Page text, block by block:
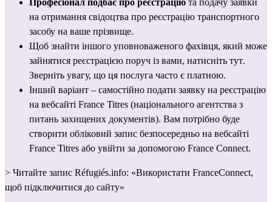
на отримання свідоцтва про реєстрацію транспортного
засобу на ваше прізвище.
Щоб знайти іншого уповноваженого фахівця, який може
зайнятися реєстрацією поруч із вами, натисніть тут.
Зверніть увагу, що ця послуга часто є платною.
Інший варіант – самостійно подати заявку на реєстрацію
на вебсайті France Titres (національного агентства з
питань захищених документів). Вам потрібно буде
створити обліковий запис безпосередньо на вебсайті
France Titres або увійти за допомогою France Connect.
> Читайте запис Réfugiés.info: «Використати FranceConnect,
щоб підключитися до сайту»